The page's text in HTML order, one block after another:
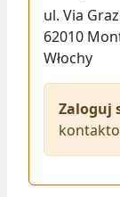
ul. Via
62010
Włochy
Zaloguj